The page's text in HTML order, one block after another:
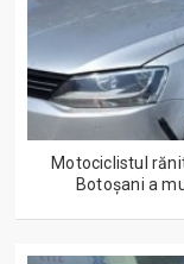
Motociclistul
Botoșani a